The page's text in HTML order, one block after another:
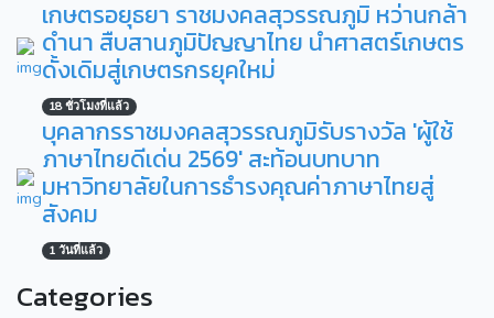
เกษตรอยุธยา ราชมงคลสุวรรณภูมิ หว่านกล้า
ดำนา สืบสานภูมิปัญญาไทย นำศาสตร์เกษตร
ดั้งเดิมสู่เกษตรกรยุคใหม่
18 ชั่วโมงที่แล้ว
บุคลากรราชมงคลสุวรรณภูมิรับรางวัล 'ผู้ใช้
ภาษาไทยดีเด่น 2569' สะท้อนบทบาท
มหาวิทยาลัยในการธำรงคุณค่าภาษาไทยสู่
สังคม
1 วันที่แล้ว
Categories